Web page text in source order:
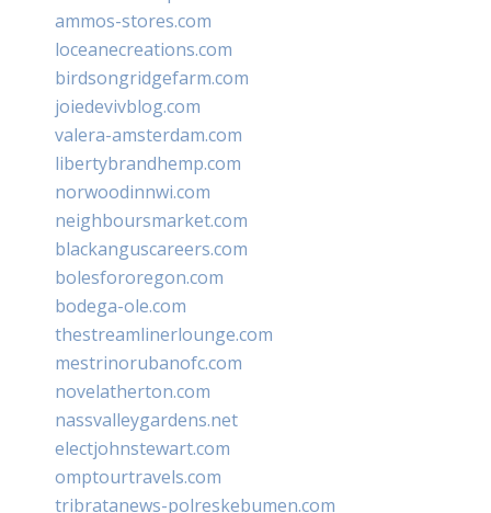
ammos-stores.com
loceanecreations.com
birdsongridgefarm.com
joiedevivblog.com
valera-amsterdam.com
libertybrandhemp.com
norwoodinnwi.com
neighboursmarket.com
blackanguscareers.com
bolesfororegon.com
bodega-ole.com
thestreamlinerlounge.com
mestrinorubanofc.com
novelatherton.com
nassvalleygardens.net
electjohnstewart.com
omptourtravels.com
tribratanews-polreskebumen.com